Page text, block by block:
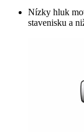
Nízky hluk
stavenisku a